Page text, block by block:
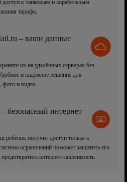
к танковым и корабельным
тарифа.
– ваши данные
их на удалённых серверах без
и надёжное решение для
фото и видео.
безопасный интернет
ребёнок получит доступ только к
ограничений поможет защитить его
интернет-зависимость.